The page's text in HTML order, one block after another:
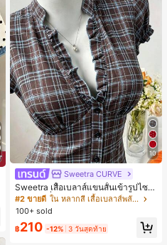
10
Sweetra CURVE
Sweetra เสื้อเบลาส์แขนสั้นเข้ารูปไซซ์
ใหญ่ แฟชั่นมินิมอลอเนกประสงค์ ลายจุ
ด ดีไซน์เฉพาะตัว หรูหราหวาน
#2 ขายดี
ใน หลากสี เสื้อเบลาส์พลัสไซส์
100+ sold
฿210 -12% 3 วันสุดท้าย